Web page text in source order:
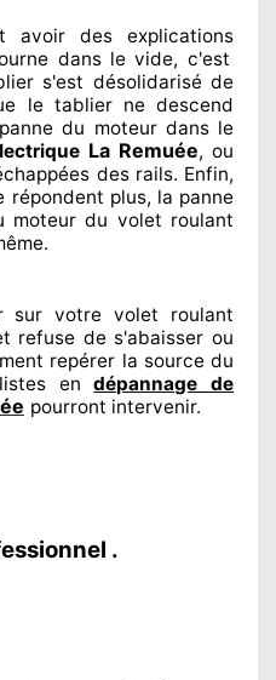
avoir des explications
dans le vide, c'est
s'est désolidariséde
le tablier ne descend
du moteur dans le
La Remuée, ou
des rails. Enfin,
répondent plus, la panne
moteur du volet roulant
sur votre volet roulant
refuse de s'abaisser ou
repérer la sourcedu
endépannage de
pourront intervenir.
.